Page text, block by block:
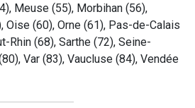
Meuse (55), Morbihan (56),
Oise (60), Orne (61), Pas-de-Calais
Rhin (68), Sarthe (72), Seine-
Var (83), Vaucluse (84), Vendée